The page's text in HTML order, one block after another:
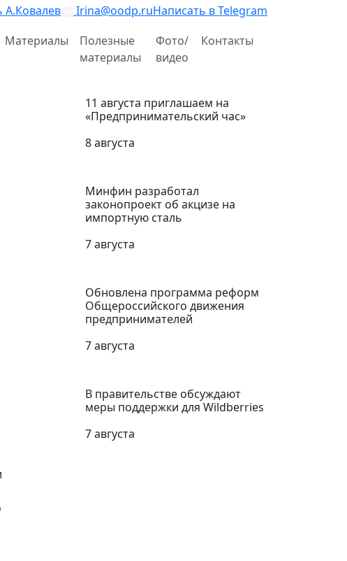
А.Ковалев Irina@oodp.ruНаписать в Telegram
Материалы
Полезные
материалы
Фото/
видео
Контакты
11 августа приглашаем на
«Предпринимательский час»
8 августа
Минфин разработал
законопроект об акцизе на
импортную сталь
7 августа
Обновлена программа реформ
Общероссийского движения
предпринимателей
7 августа
В правительстве обсуждают
меры поддержки для Wildberries
7 августа